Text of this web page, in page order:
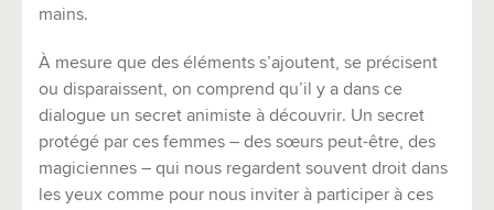
mains.
À mesure que des éléments s’ajoutent, se précisent
ou disparaissent, on comprend qu’il y a dans ce
dialogue un secret animiste à découvrir. Un secret
protégé par ces femmes – des sœurs peut-être, des
magiciennes – qui nous regardent souvent droit dans
les yeux comme pour nous inviter à participer à ces